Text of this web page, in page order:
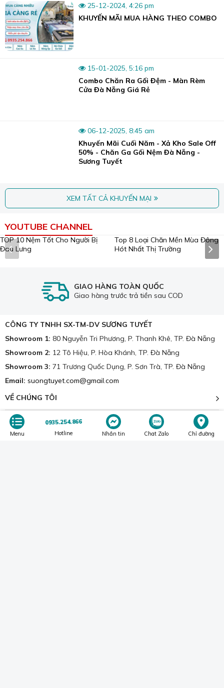
Nệm lò xo có thiết kế đẹp, chần viền chắc chắn.
Cùng với đó, các lớp vỏ đệm gồm nhiều lớp vải gấm hoặc
lớp xơ dừa, lớp Foarm, cao su xếp chồng lên nhau giúp
khác như nệm cao su thiên nhiên, nệm tổng hợp, nệm bông
nệm lò xo dàyhơn.
ộ dày và chất lượng của nệm lò xo phụ thuộc chủ yếu vào
Thiết kế lò xo túi giúp nâng đỡ tối ưu và chống ồn hiệu quả.
Đặt biệt,kết cấu củanệm lò xo hỗ trợ rấttốt cho cột
sống nên phù hợp với những người có tiền sử bệnh về cột
sống hoặc thoát vị đĩa đệm.
Đệmchống đau lưng hiệu quả, nâng đỡ cho 7 vùng trên cơ
thể khi nằm: Đầu, vai, lưng, mông, đùi, cẳng chân, bàn chân.
Menu
0935.254.866
Hotline Nhắn tin Chat Zalo Chỉ đường
25-12-2024, 4:26 pm
KHUYẾN MÃI MUA HÀNG THEO COMBO
15-01-2025, 5:16 pm
Combo Chăn Ra Gối Đệm - Màn Rèm
Cửa Đà Nẵng Giá Rẻ
06-12-2025, 8:45 am
Khuyến Mãi Cuối Năm - Xả Kho Sale Off
50% - Chăn Ga Gối Nệm Đà Nẵng -
Sương Tuyết
XEM TẤT CẢ KHUYẾN MẠI
YOUTUBE CHANNEL
TOP 10 Nệm Tốt Cho Người Bị
Đau Lưng
Top 8 Loại Chăn Mền Mùa Đông
Hót Nhất Thị Trường
GIAO HÀNG TOÀN QUỐC
Giao hàng trước trả tiền sau COD
CÔNG TY TNHH SX-TM-DV SƯƠNG TUYẾT
Showroom 1: 80 Nguyễn Tri Phương, P. Thanh Khê, TP. Đà Nẵng
Showroom 2: 12 Tô Hiệu, P. Hòa Khánh, TP. Đà Nẵng
Showroom 3: 71 Trương Quốc Dụng, P. Sơn Trà, TP. Đà Nẵng
Email: suongtuyet.com@gmail.com
VỀ CHÚNG TÔI
HỖ TRỢ KHÁCH HÀNG